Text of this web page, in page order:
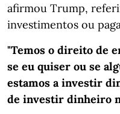
afirmou Trump,
investimentos ou
"Temos o direito de
se eu quiser ou se
estamos a investir
de investir dinheiro